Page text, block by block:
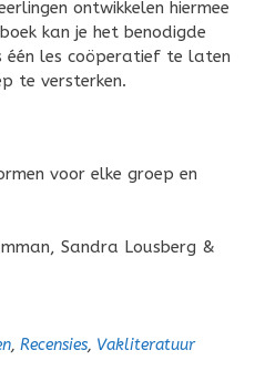
ontwikkelen hiermee
kan je het benodigde
één les coöperatief te laten
te versterken.
voor elke groep en
Sandra Lousberg &
, Recensies, Vakliteratuur